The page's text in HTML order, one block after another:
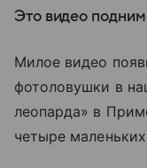
Это видео
Милое видео
фотоловушки в
леопарда» в
четыре